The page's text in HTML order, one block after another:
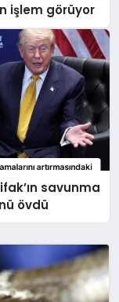
işlem görüyor
savunma
övdü